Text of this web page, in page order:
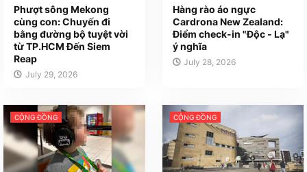
Phượt sông Mekong
cùng con: Chuyến đi
bằng đường bộ tuyệt vời
từ TP.HCM Đến Siem
Reap
July 29, 2026
Hàng rào áo ngực
Cardrona New Zealand:
Điểm check-in "Độc - Lạ"
ý nghĩa
July 28, 2026
CỘNG ĐỒNG CỘNG ĐỒNG